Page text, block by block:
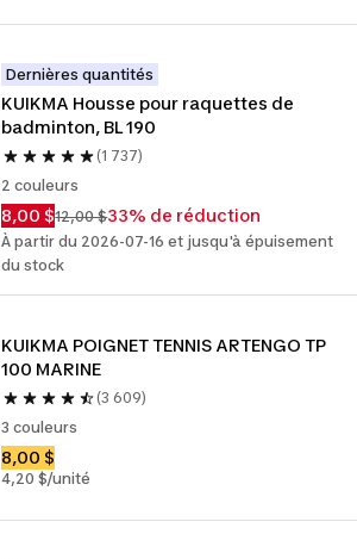
Dernières quantités
KUIKMA Housse pour raquettes de
badminton, BL 190
(1 737)
2 couleurs
8,00 $12,00 $33% de réduction
À partir du 2026-07-16 et jusqu'à épuisement
du stock
KUIKMA POIGNET TENNIS ARTENGO TP
100 MARINE
(3 609)
3 couleurs
8,00 $
4,20 $/unité